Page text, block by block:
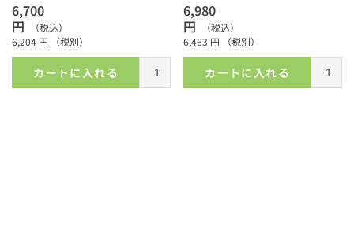
6,700
円
（税込）
6,204 円 （税別）
カートに入れる
6,980
円
（税込）
6,463 円 （税別）
カートに入れる